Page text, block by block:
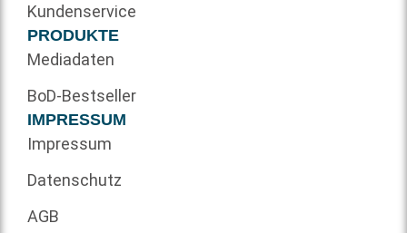
Kundenservice
PRODUKTE
Mediadaten
BoD-Bestseller
IMPRESSUM
Impressum
Datenschutz
AGB